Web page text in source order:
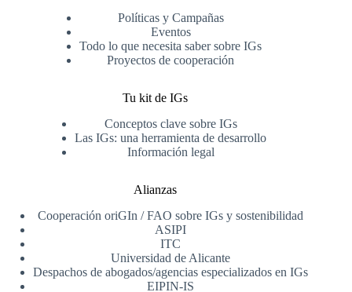
Políticas y Campañas
Eventos
Todo lo que necesita saber sobre IGs
Proyectos de cooperación
Tu kit de IGs
Conceptos clave sobre IGs
Las IGs: una herramienta de desarrollo
Información legal
Alianzas
Cooperación oriGIn / FAO sobre IGs y sostenibilidad
ASIPI
ITC
Universidad de Alicante
Despachos de abogados/agencias especializados en IGs
EIPIN-IS